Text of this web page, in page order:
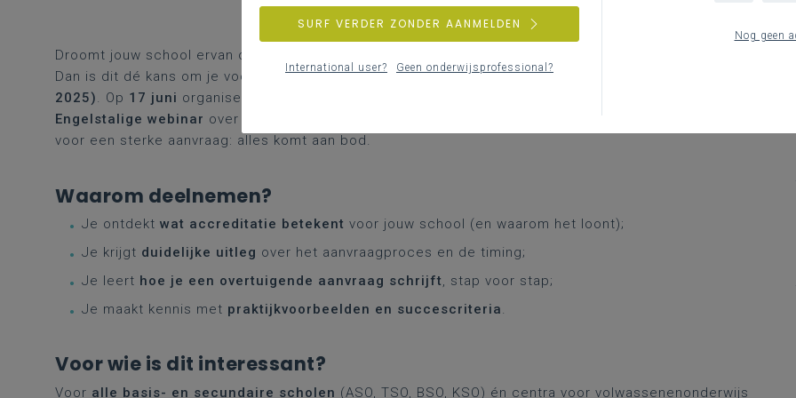
Droomt jouw school ervan om structureel werk te maken van
Dan is dit dé kans om je voor te bereiden op de volgendeaccreditatieaanvraag (deadline oktober
2025). Op 17 juni organiseert
Engelstalige webinar over het volledige accreditatieproces. Van eerste stappen tot concrete tips
voor een sterke aanvraag: alles komt aan bod.
Waarom deelnemen?
Je ontdekt wat accreditatie betekent voor jouw school (en waarom het loont);
Je krijgt duidelijke uitleg over het aanvraagproces en de timing;
Je leert hoe je een overtuigende aanvraag schrijft, stap voor stap;
Je maakt kennis met praktijkvoorbeelden en succescriteria.
Voor wie is dit interessant?
Voor alle basis- en secundaire scholen (ASO, TSO, BSO, KSO) én centra voor volwassenenonderwijs
Nog geen
SURF VERDER ZONDER AANMELDEN
International user? Geen onderwijsprofessional?